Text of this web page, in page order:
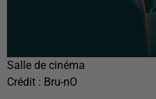
Salle de cinéma
Crédit : Bru-nO